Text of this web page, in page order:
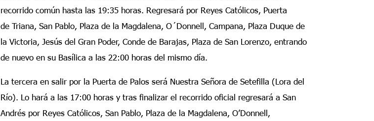
recorrido común hasta las 19:35 horas. Regresará por Reyes Católicos, Puerta
de Triana, San Pablo, Plaza de la Magdalena, O´Donnell, Campana, Plaza Duque de
la Victoria, Jesús del Gran Poder, Conde de Barajas, Plaza de San Lorenzo, entrando
de nuevo en su Basílica a las 22:00 horas del mismo día.
La tercera en salir por la Puerta de Palos será Nuestra Señora de Setefilla (Lora del
Río). Lo hará a las 17:00 horas y tras finalizar el recorrido oficial regresará a San
Andrés por Reyes Católicos, San Pablo, Plaza de la Magdalena, O’Donnell,